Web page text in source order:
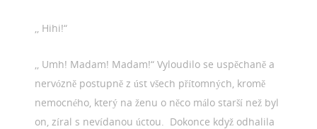
,, Hihi!“
,, Umh! Madam! Madam!“ Vyloudilo se uspěchaně a
nervózně postupně z úst všech přítomných, kromě
nemocného, který na ženu o něco málo starší než byl
on, zíral s nevídanou úctou. Dokonce když odhalila